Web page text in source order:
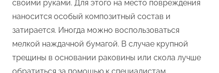
своими руками. Для этого на место повреждения
наносится особый композитный состав и
затирается. Иногда можно воспользоваться
мелкой наждачной бумагой. В случае крупной
трещины в основании раковины или скола лучше